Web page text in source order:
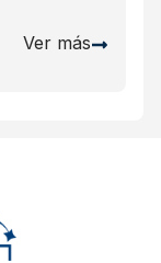
Ver más